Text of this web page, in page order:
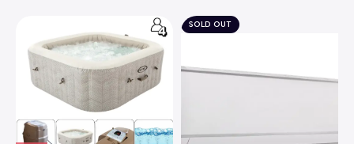
SOLD OUT